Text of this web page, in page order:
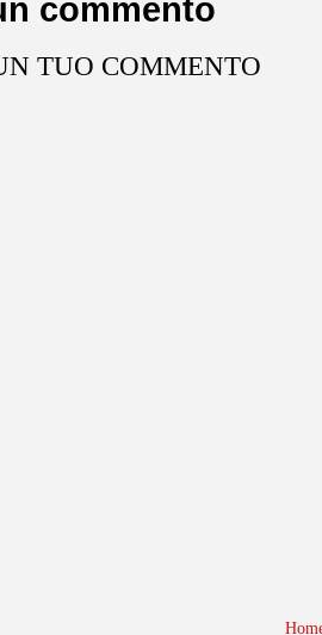
commento
TUO COMMENTO